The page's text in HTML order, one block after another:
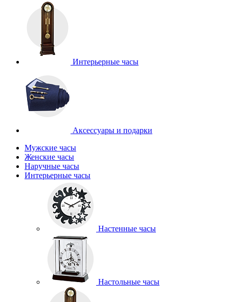
Интерьерные часы
Аксессуары и подарки
Мужские часы
Женские часы
Наручные часы
Интерьерные часы
Настенные часы
Настольные часы